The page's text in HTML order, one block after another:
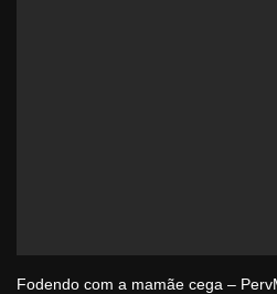
Fodendo com a mamãe cega –